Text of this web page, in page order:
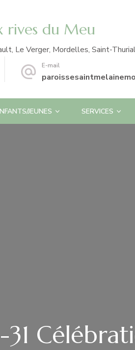
rives du Meu
Le Verger, Mordelles, Saint-
E-mail
JEUNES SERVICES